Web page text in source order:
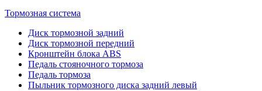
Тормозная система
Диск тормозной задний
Диск тормозной передний
Кронштейн блока ABS
Педаль стояночного тормоза
Педаль тормоза
Пыльник тормозного диска задний левый